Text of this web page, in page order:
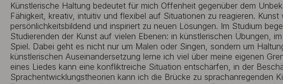
Künstlerische Haltung bedeutet für mich Offenheit gegenüber dem
Fähigkeit, kreativ, intuitiv und flexibel auf Situationen zu reagieren. Kunst
persönlichkeitsbildend und inspiriert zu neuen Lösungen. Im Studium
Studierenden der Kunst auf vielen Ebenen: in künstlerischen Übungen,
Spiel. Dabei geht es nicht nur um Malen oder Singen, sondern um
künstlerischen Auseinandersetzung lerne ich viel über meine eigenen
eines Liedes kann eine konfliktreiche Situation entschärfen, in der
Sprachentwicklungstheorien kann ich die Brücke zu sprachanregenden